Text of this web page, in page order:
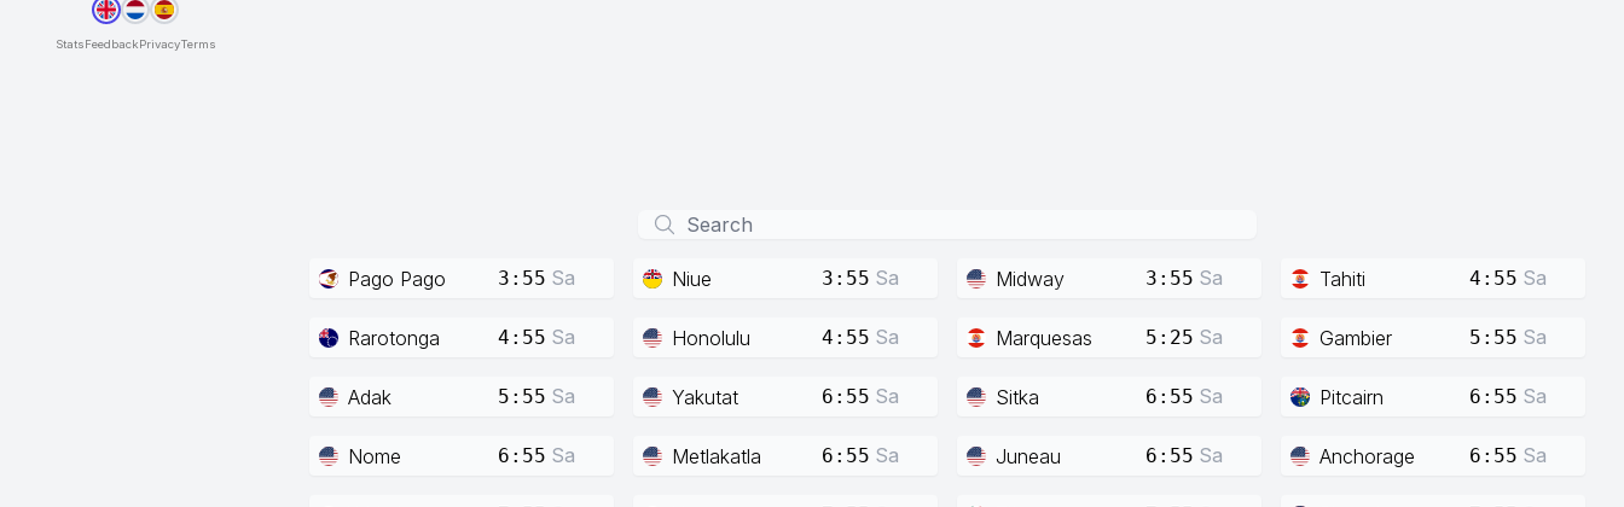
StatsFeedbackPrivacyTerms
Pago Pago 3:55 Sa Niue 3:55 Sa Midway 3:55 Sa Tahiti 4:55 Sa
Rarotonga 4:55 Sa Honolulu 4:55 Sa Marquesas 5:25 Sa Gambier 5:55 Sa
Adak 5:55 Sa Yakutat 6:55 Sa Sitka 6:55 Sa Pitcairn 6:55 Sa
Nome 6:55 Sa Metlakatla 6:55 Sa Juneau 6:55 Sa Anchorage 6:55 Sa